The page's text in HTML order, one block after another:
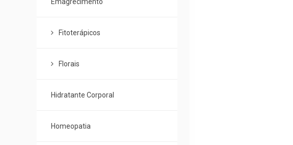
Fitoterápicos
Florais
Hidratante Corporal
Homeopatia